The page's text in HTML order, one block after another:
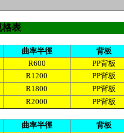
格表
曲率半徑 背板
R600 PP背板
R1200 PP背板
R1800 PP背板
R2000 PP背板
曲率半徑 背板